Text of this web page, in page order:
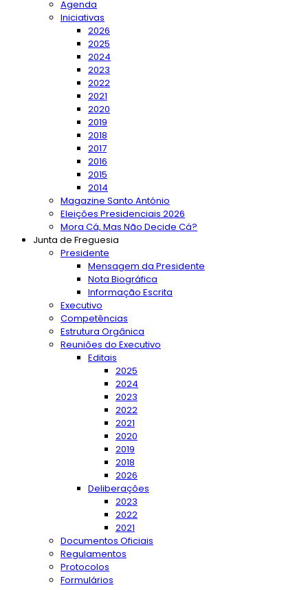
Agenda
Iniciativas
2026
2025
2024
2023
2022
2021
2020
2019
2018
2017
2016
2015
2014
Magazine Santo António
Eleições Presidenciais 2026
Mora Cá, Mas Não Decide Cá?
Junta de Freguesia
Presidente
Mensagem da Presidente
Nota Biográfica
Informação Escrita
Executivo
Competências
Estrutura Orgânica
Reuniões do Executivo
Editais
2025
2024
2023
2022
2021
2020
2019
2018
2026
Deliberações
2023
2022
2021
Documentos Oficiais
Regulamentos
Protocolos
Formulários